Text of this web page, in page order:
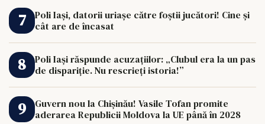
Poli Iași, datorii uriașe către foștii jucători! Cine și
cât are de încasat
Poli Iași răspunde acuzațiilor: „Clubul era la un pas
de dispariție. Nu rescrieți istoria!”
Guvern nou la Chișinău! Vasile Tofan promite
aderarea Republicii Moldova la UE până în 2028